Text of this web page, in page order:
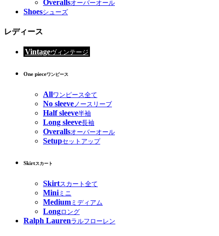
Overallsオーバーオール
Shoesシューズ
レディース
Vintageヴィンテージ
One pieceワンピース
Allワンピース全て
No sleeveノースリーブ
Half sleeve半袖
Long sleeve長袖
Overallsオーバーオール
Setupセットアップ
Skirtスカート
Skirtスカート全て
Miniミニ
Medium ミディアム
Longロング
Ralph Laurenラルフローレン